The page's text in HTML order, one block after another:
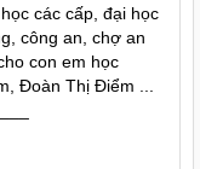
các cấp, đại học
công an, chợ an
con em học
Đoàn Thị Điểm ...